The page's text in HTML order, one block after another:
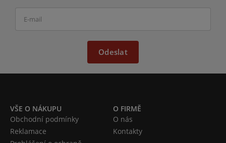
Odeslat
VŠE O NÁKUPU
Obchodní podmínky
Reklamace
O FIRMĚ
O nás
Kontakty